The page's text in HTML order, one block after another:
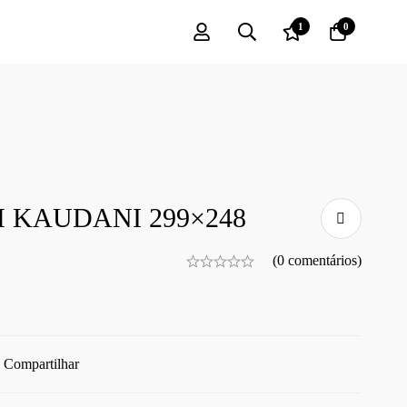
1 0
KAUDANI 299×248
(0 comentários)
Compartilhar